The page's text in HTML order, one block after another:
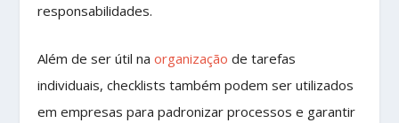
responsabilidades.
Além de ser útil naorganização de tarefas
individuais, checklists também podem ser utilizados
em empresas para padronizar processos e garantir